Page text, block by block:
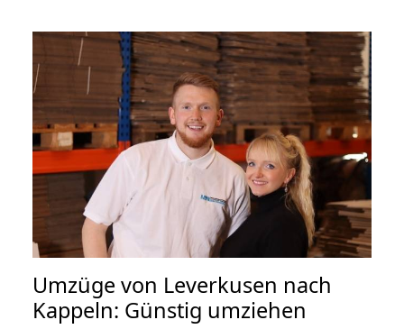
Umzüge von Leverkusen nach
Kappeln: Günstig umziehen